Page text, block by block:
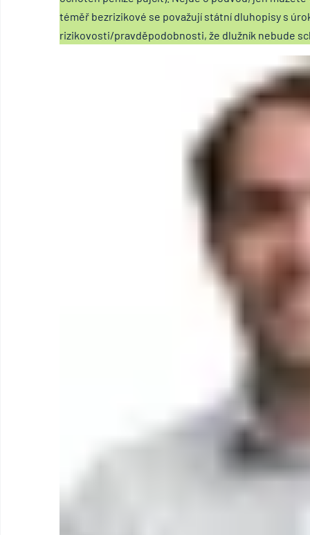
téměř bezrizikové se považují státní dluhopisy s
rizikovosti/pravděpodobnosti, že dlužník nebude